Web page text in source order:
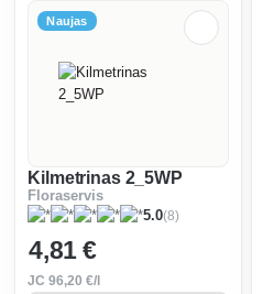
Naujas
Kilmetrinas 2_5WP
Floraservis
5.0(8)
4,81 €
JC96,20 €/l